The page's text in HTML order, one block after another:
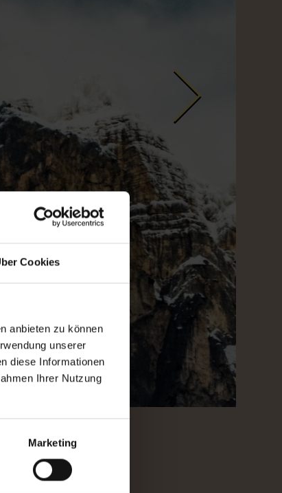
Cookies
anbieten zu können
unserer
diese Informationen
Ihrer Nutzung
Marketing